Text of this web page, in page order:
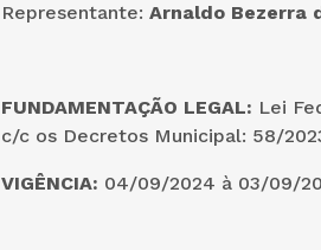
Representante: Arnaldo Bezerra
FUNDAMENTAÇÃO LEGAL: Lei
c/c os Decretos Municipal: 58/
VIGÊNCIA: 04/09/2024 à 03/09/